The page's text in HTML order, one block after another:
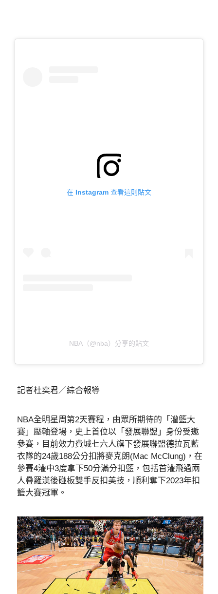
在 Instagram 查看這則貼文
NBA（@nba）分享的貼文
記者杜奕君／綜合報導
NBA全明星周第2天賽程，由眾所期待的「灌籃大
賽」壓軸登場，史上首位以「發展聯盟」身份受邀
參賽，目前效力費城七六人旗下發展聯盟德拉瓦藍
衣隊的24歲188公分扣將麥克朗(Mac McClung)，在
參賽4灌中3度拿下50分滿分扣籃，包括首灌飛過兩
人疊羅漢後碰板雙手反扣美技，順利奪下2023年扣
籃大賽冠軍。